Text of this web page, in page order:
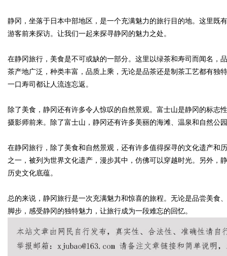
ar
静冈，坐落于日本中部地区，是一个充满魅力的旅行目的地。这里既
游客前来探访。让我们一起来探寻静冈的魅力之处。
在静冈旅行，美食是不可或缺的一部分。这里以绿茶和寿司而闻名，
茶产地广泛，种类丰富，品质上乘，无论是品茶还是制茶工艺都有独
一口寿司都让人流连忘返。
除了美食，静冈还有许多令人惊叹的自然景观。富士山是静冈的标志
摄影师前来。除了富士山，静冈还有许多美丽的海滩、温泉和自然公
在静冈旅行，除了美食和自然景观，还有许多值得探寻的文化遗产和
之一，被列为世界文化遗产，漫步其中，仿佛可以穿越时光。另外，
历史文化底蕴。
总的来说，静冈旅行是一次充满魅力和惊喜的旅程。无论是品尝美食
脚步，感受静冈的独特魅力，让旅行成为一段难忘的回忆。